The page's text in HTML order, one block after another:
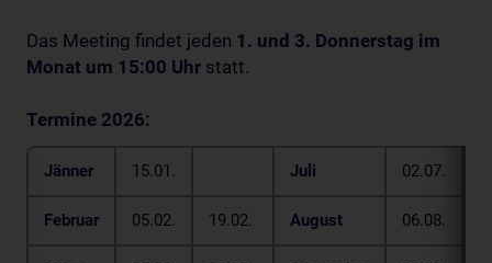
Das Meeting findet jeden 1. und 3. Donnerstag im
Monat um 15:00 Uhr statt.
Termine 2026:
Jänner 15.01. Juli 02.07.
Februar 05.02. 19.02. August 06.08.